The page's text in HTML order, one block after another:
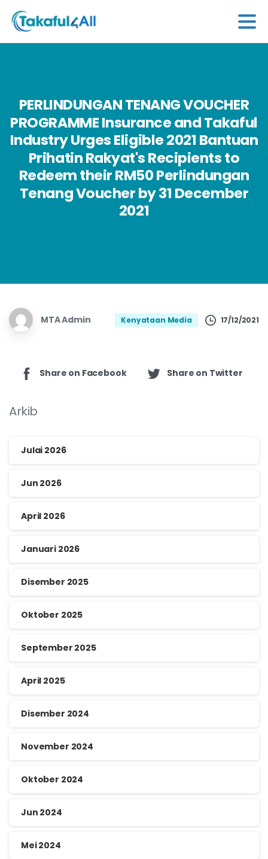
PERLINDUNGANTENANGVOUCHER
PROGRAMMEInsuranceandTakaful
IndustryUrgesEligible2021 Bantuan
PrihatinRakyat'sRecipientsto
RedeemtheirRM50Perlindungan
TenangVoucherby31 December
2021
MTA Admin Kenyataan Media 17/12/2021
Share on Facebook Share on Twitter
Arkib
Julai 2026
Jun 2026
April 2026
Januari 2026
Disember 2025
Oktober 2025
September 2025
April 2025
Disember 2024
November 2024
Oktober 2024
Jun 2024
Mei 2024